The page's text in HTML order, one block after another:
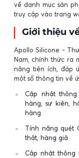
về danh mục sản
truy cập vào trang
Giới thiệu
Apollo Silicone -
Nam, chính thức ra
năng tiện ích, đáp
một số thông tin về
Cập nhật
hàng, sự kiện,
hàng
Tính năng quét
thật, hàng giả
Cập nhật